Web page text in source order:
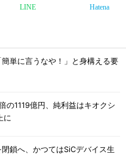
LINE Hatena
単に言うなや！」と身構える要
の1119億円、純利益はキオクシ
に
鎖へ、かつてはSiCデバイス生